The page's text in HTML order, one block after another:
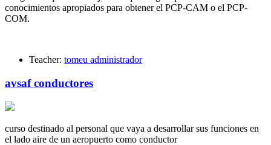
conocimientos apropiados para obtener el PCP-CAM o el PCP-
COM.
Teacher: tomeu administrador
avsaf conductores
curso destinado al personal que vaya a desarrollar sus funciones en
el lado aire de un aeropuerto como conductor